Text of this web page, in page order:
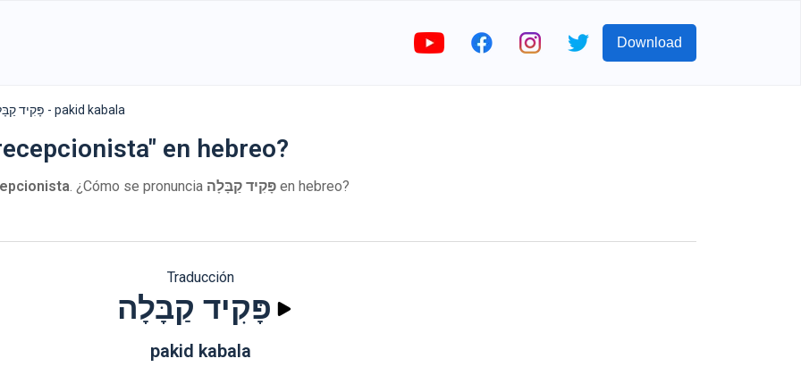
Download
פָּקִיד קַבָּלָה - pakid kabala
en hebreo?
. ¿Cómo se pronuncia פָּקִיד קַבָּלָה en hebreo?
Traducción
פָּקִיד קַבָּלָה
pakid kabala